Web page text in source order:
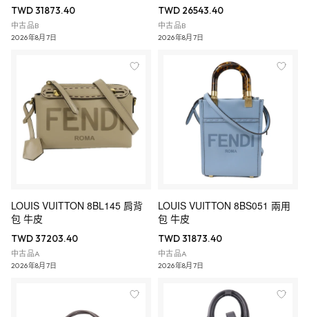
TWD 31873.40
中古品B
2026年8月7日
TWD 26543.40
中古品B
2026年8月7日
LOUIS VUITTON 8BL145 肩背
包 牛皮
TWD 37203.40
中古品A
2026年8月7日
LOUIS VUITTON 8BS051 兩用
包 牛皮
TWD 31873.40
中古品A
2026年8月7日